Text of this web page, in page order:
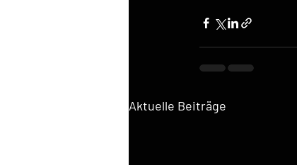
Aktuelle Beiträge